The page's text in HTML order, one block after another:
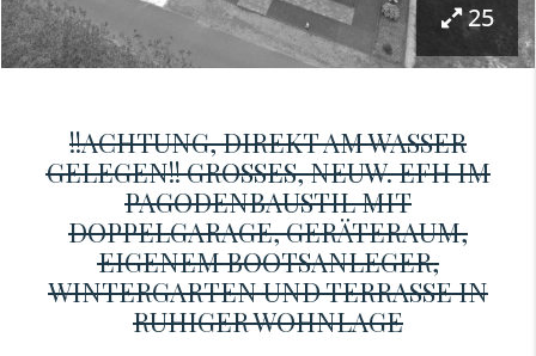
25
!!ACHTUNG, DIREKT AM WASSER
GELEGEN!! GROSSES, NEUW. EFH IM P
AGODENBAUSTIL MIT D
OPPELGARAGE, GERÄTERAUM, E
IGENEM BOOTSANLEGER, W
INTERGARTEN UND TERRASSE IN R
UHIGER WOHNLAGE